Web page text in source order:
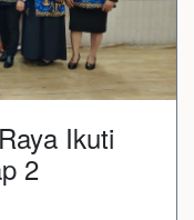
Ikuti
2